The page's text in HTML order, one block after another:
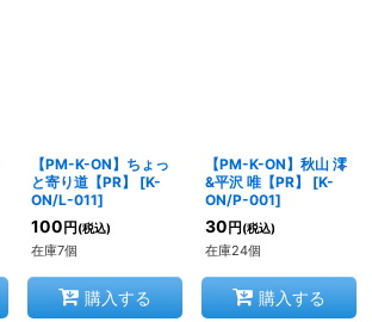
【PM-K-ON】ちょっ
と寄り道【PR】
[K-
ON/L-011]
100 円 (税込)
在庫7個
購入する
【PM-K-ON】秋山 澪
&平沢 唯【PR】
[K-
ON/P-001]
30 円 (税込)
在庫24個
購入する